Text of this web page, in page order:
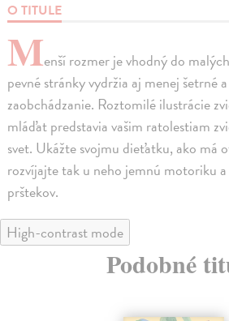
O TITULE
Menší rozmer je vhodný do
pevné stránky vydržia aj menej šetrné
zaobchádzanie. Roztomilé ilustrácie
mláďat predstavia vašim ratolestiam
svet. Ukážte svojmu dieťatku, ako má
rozvíjajte tak u neho jemnú motoriku
prštekov.
High-contrast mode
Podobné